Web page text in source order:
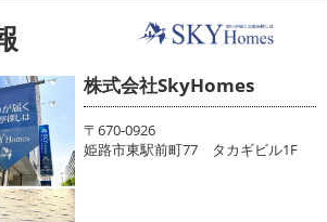
株式会社SkyHomes
〒670-0926
姫路市東駅前町77 タカギビル1F